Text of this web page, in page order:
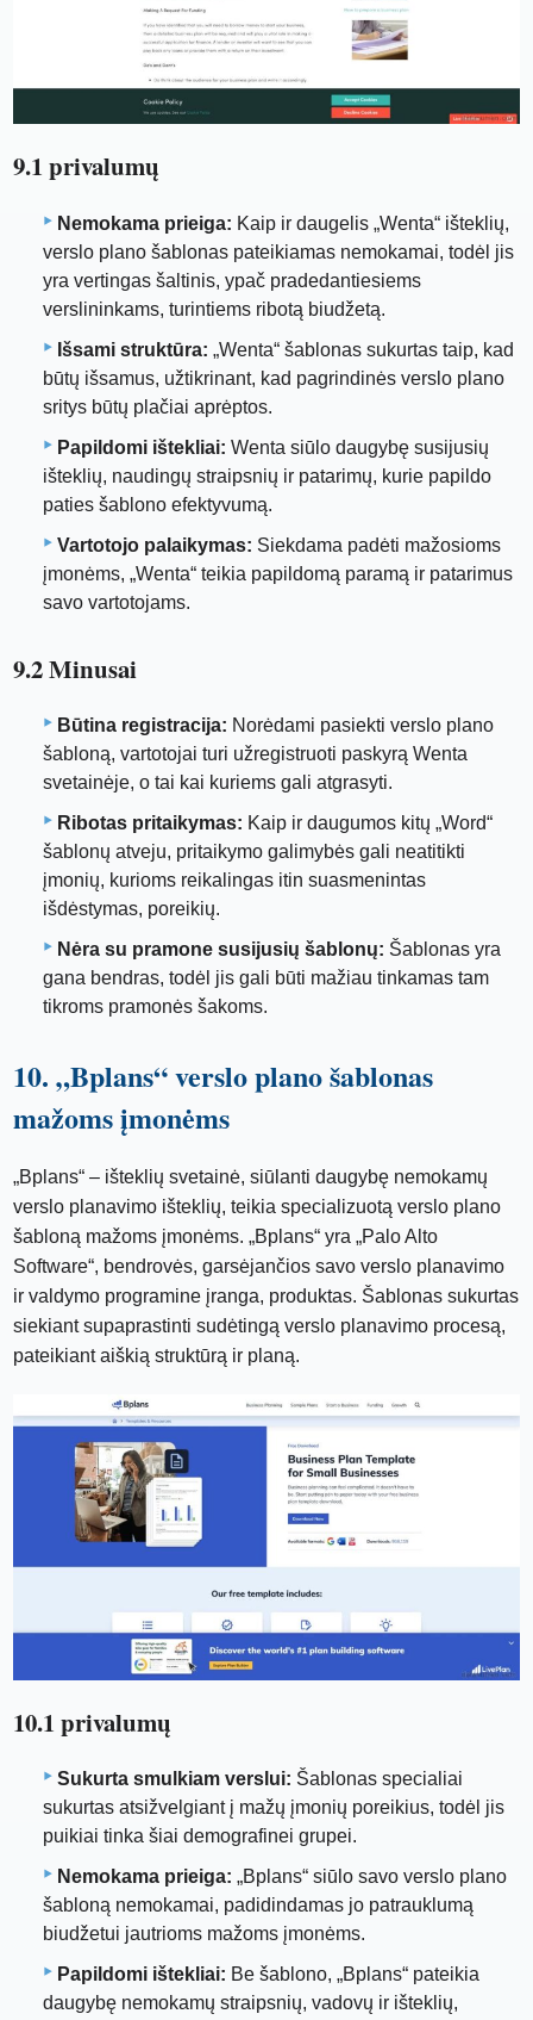
9.1 privalumų
Nemokama prieiga: Kaip ir daugelis „Wenta“ išteklių,
verslo plano šablonas pateikiamas nemokamai, todėl jis
yra vertingas šaltinis, ypač pradedantiesiems
verslininkams, turintiems ribotą biudžetą.
Išsami struktūra: „Wenta“ šablonas sukurtas taip, kad
būtų išsamus, užtikrinant, kad pagrindinės verslo plano
sritys būtų plačiai aprėptos.
Papildomi ištekliai: Wenta siūlo daugybę susijusių
išteklių, naudingų straipsnių ir patarimų, kurie papildo
paties šablono efektyvumą.
Vartotojo palaikymas: Siekdama padėti mažosioms
įmonėms, „Wenta“ teikia papildomą paramą ir patarimus
savo vartotojams.
9.2 Minusai
Būtina registracija: Norėdami pasiekti verslo plano
šabloną, vartotojai turi užregistruoti paskyrą Wenta
svetainėje, o tai kai kuriems gali atgrasyti.
Ribotas pritaikymas: Kaip ir daugumos kitų „Word“
šablonų atveju, pritaikymo galimybės gali neatitikti
įmonių, kurioms reikalingas itin suasmenintas
išdėstymas, poreikių.
Nėra su pramone susijusių šablonų: Šablonas yra
gana bendras, todėl jis gali būti mažiau tinkamas tam
tikroms pramonės šakoms.
10. „Bplans“ verslo plano šablonas
mažoms įmonėms
„Bplans“ – išteklių svetainė, siūlanti daugybę nemokamų
verslo planavimo išteklių, teikia specializuotą verslo plano
šabloną mažoms įmonėms. „Bplans“ yra „Palo Alto
Software“, bendrovės, garsėjančios savo verslo planavimo
ir valdymo programine įranga, produktas. Šablonas sukurtas
siekiant supaprastinti sudėtingą verslo planavimo procesą,
pateikiant aiškią struktūrą ir planą.
10.1 privalumų
Sukurta smulkiam verslui: Šablonas specialiai
sukurtas atsižvelgiant į mažų įmonių poreikius, todėl jis
puikiai tinka šiai demografinei grupei.
Nemokama prieiga: „Bplans“ siūlo savo verslo plano
šabloną nemokamai, padidindamas jo patrauklumą
biudžetui jautrioms mažoms įmonėms.
Papildomi ištekliai: Be šablono, „Bplans“ pateikia
daugybę nemokamų straipsnių, vadovų ir išteklių,